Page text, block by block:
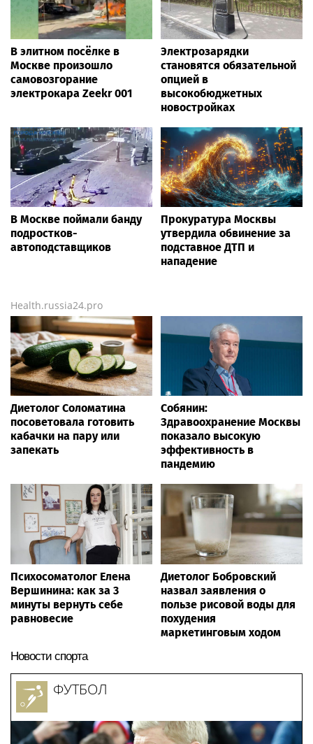
В элитном посёлке в
Москве произошло
самовозгорание
электрокара Zeekr 001
Электрозарядки
становятся обязательной
опцией в
высокобюджетных
новостройках
В Москве поймали банду
подростков-
автоподставщиков
Прокуратура Москвы
утвердила обвинение за
подставное ДТП и
нападение
Health.russia24.pro
Диетолог Соломатина
посоветовала готовить
кабачки на пару или
запекать
Собянин:
Здравоохранение Москвы
показало высокую
эффективность в
пандемию
Психосоматолог Елена
Вершинина: как за 3
минуты вернуть себе
равновесие
Диетолог Бобровский
назвал заявления о
пользе рисовой воды для
похудения
маркетинговым ходом
Новости спорта
ФУТБОЛ